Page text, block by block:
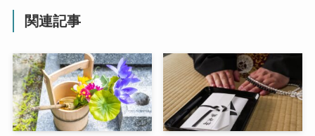
関連記事